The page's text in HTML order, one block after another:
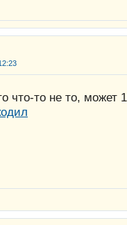
что-то не то, может